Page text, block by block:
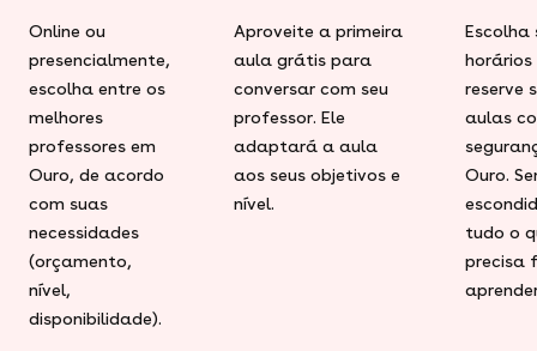
Online ou
presencialmente,
escolha entre os
melhores
professores em
Ouro, de acordo
com suas
necessidades
(orçamento,
nível,
disponibilidade).
Aproveite a primeira
aula grátis para
conversar com seu
professor. Ele
adaptará a aula
aos seus objetivos e
nível.
Escolha
horários
reserve
aulas
Ouro.
tudo o
precisa